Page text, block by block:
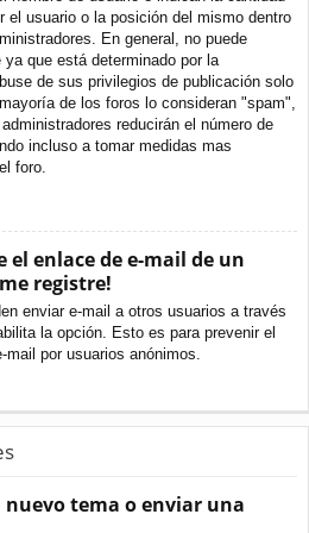
el usuario o la posición del mismo dentro
En general, no puede
que está determinado por la
de sus privilegios de publicación solo
de los foros lo consideran "spam",
reducirán el número de
incluso a tomar medidas mas
foro.
el enlace de e-mail de un
registre!
enviar e-mail a otros usuarios a través
la opción. Esto es para prevenir el
por usuarios anónimos.
nuevo tema o enviar una